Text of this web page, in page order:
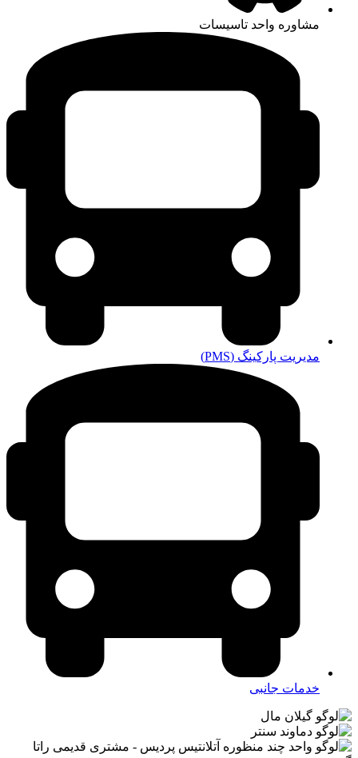
مدیریت پارکینگ (PMS)
خدمات جانبی
ارتباط با ما